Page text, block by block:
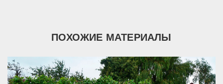
ПОХОЖИЕ МАТЕРИАЛЫ